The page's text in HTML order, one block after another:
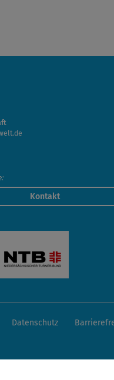
Kontakt
Datenschutz